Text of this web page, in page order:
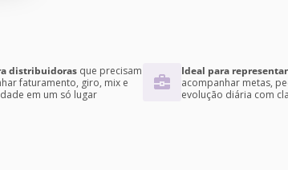
distribuidoras que precisam
faturamento, giro, mix e
em um só lugar
Ideal para
acompanhar metas,
evolução diária com